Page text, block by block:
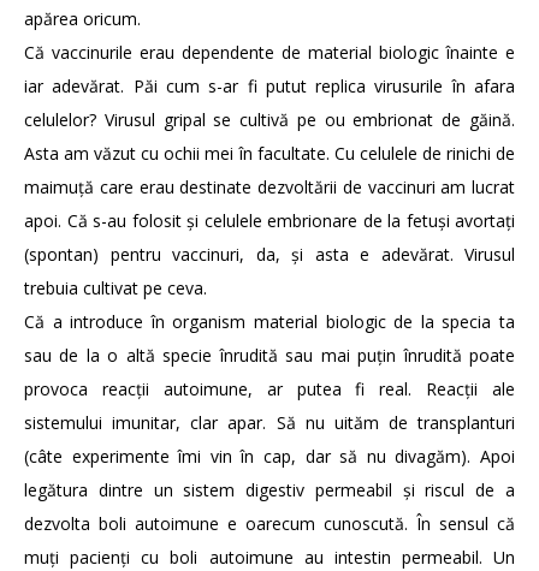
apărea oricum.
Că vaccinurile erau dependente de material biologic înainte e
iar adevărat. Păi cum s-ar fi putut replica virusurile în afara
celulelor? Virusul gripal se cultivă pe ou embrionat de găină.
Asta am văzut cu ochii mei în facultate. Cu celulele de rinichi de
maimuță care erau destinate dezvoltării de vaccinuri am lucrat
apoi. Că s-au folosit și celulele embrionare de la fetuși avortați
(spontan) pentru vaccinuri, da, și asta e adevărat. Virusul
trebuia cultivat pe ceva.
Că a introduce în organism material biologic de la specia ta
sau de la o altă specie înrudită sau mai puțin înrudită poate
provoca reacții autoimune, ar putea fi real. Reacții ale
sistemului imunitar, clar apar. Să nu uităm de transplanturi
(câte experimente îmi vin în cap, dar să nu divagăm). Apoi
legătura dintre un sistem digestiv permeabil și riscul de a
dezvolta boli autoimune e oarecum cunoscută. În sensul că
muți pacienți cu boli autoimune au intestin permeabil. Un